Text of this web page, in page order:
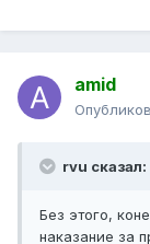
amid
rvu сказал:
Без этого,
наказание за